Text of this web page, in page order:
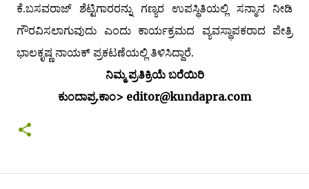
ಕೆ.ಬಸವರಾಜ್ ಶೆಟ್ಟಿಗಾರರನ್ನು ಗಣ್ಯರ ಉಪಸ್ಥಿತಿಯಲ್ಲಿ ಸನ್ಮಾನ ನೀಡಿ
ಗೌರವಿಸಲಾಗುವುದು ಎಂದು ಕಾರ್ಯಕ್ರಮದ ವ್ಯವಸ್ಥಾಪಕರಾದ ಪೇತ್ರಿ
ಭಾಲಕೃಷ್ಣ ನಾಯಕ್ ಪ್ರಕಟಣೆಯಲ್ಲಿ ತಿಳಿಸಿದ್ದಾರೆ.
ನಿಮ್ಮ ಪ್ರತಿಕ್ರಿಯೆ ಬರೆಯಿರಿ
ಕುಂದಾಪ್ರ.ಕಾಂ> editor@kundapra.com